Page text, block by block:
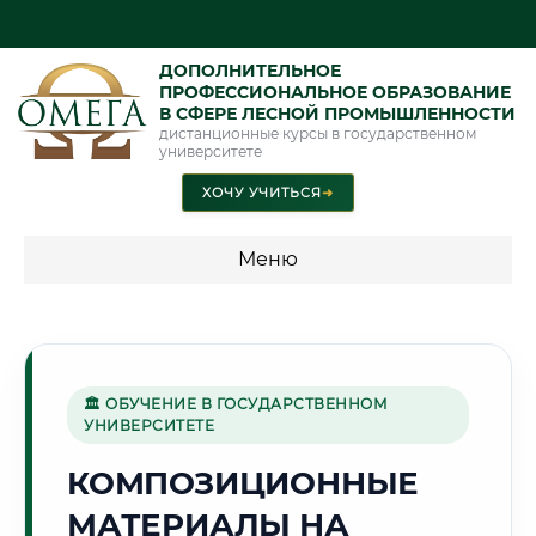
ДОПОЛНИТЕЛЬНОЕ
ПРОФЕССИОНАЛЬНОЕ ОБРАЗОВАНИЕ
В СФЕРЕ ЛЕСНОЙ ПРОМЫШЛЕННОСТИ
дистанционные курсы в государственном
университете
ХОЧУ УЧИТЬСЯ➜
Меню
промышленность"
🎓
🏛 ОБУЧЕНИЕ В ГОСУДАРСТВЕННОМ
УНИВЕРСИТЕТЕ
КОМПОЗИЦИОННЫЕ
МАТЕРИАЛЫ НА